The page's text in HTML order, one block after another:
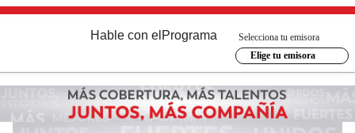
Hable con el Programa
Selecciona tu emisora
Elige tu emisora